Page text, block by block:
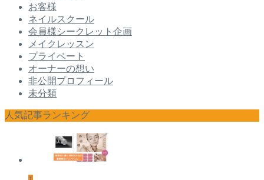
お客様
ネイルスクール
会員様シークレット企画
メイクレッスン
プライベート
オーナーの想い
非公開プロフィール
未分類
人気記事ランキング